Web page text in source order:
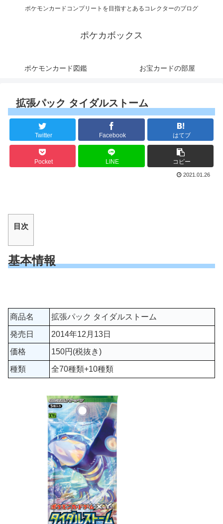
ポケモンカードコンプリートを目指すとあるコレクターのブログ
ポケカボックス
ポケモンカード図鑑 お宝カードの部屋
拡張パック タイダルストーム
Twitter Facebook はてブ
Pocket LINE コピー
2021.01.26
目次
基本情報
商品名 拡張パック タイダルストーム
発売日 2014年12月13日
価格 150円(税抜き)
種類 全70種類+10種類